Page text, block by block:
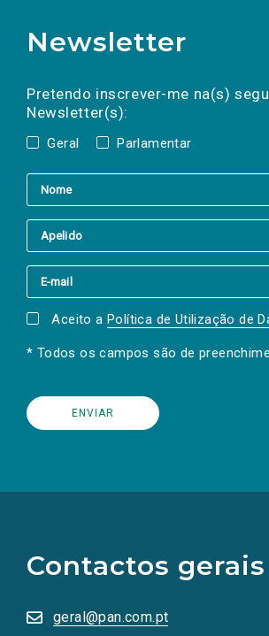
Newsletter
Pretendo inscrever-me na(s)
Newsletter(s):
Geral Parlamentar
a(s) newsletter(s).
mail
Aceito a Política de Utilização de
* Todos os campos são de
Contactos gerais
geral@pan.com.pt
redes
sociais
numa
nova